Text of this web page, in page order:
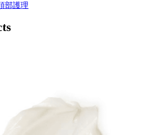
部護理